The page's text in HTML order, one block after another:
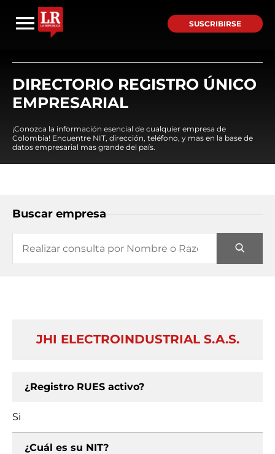
SUSCRIBIRSE
DIRECTORIO REGISTRO ÚNICO
EMPRESARIAL
¡Conozca la información esencial de cualquier empresa de
Colombia! Encuentre NIT, dirección, teléfono, y mas en la base de
datos empresarial mas grande del país.
Buscar empresa
JHI ELECTROINDUSTRIAL S.A.S.
¿Registro RUES activo?
Si
¿Cuál es su NIT?